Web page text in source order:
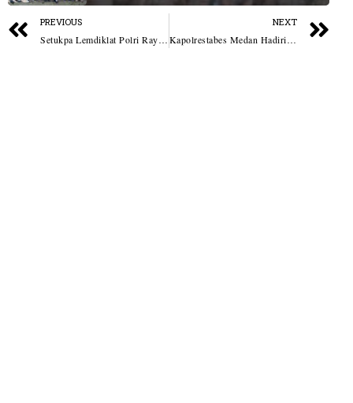
PREVIOUS
Setukpa Lemdiklat Polri Rayakan Kemerdekaan RI Ke-78 Bareng Warga Sukabumi
NEXT
Kapolrestabes Medan Hadiri Peringatan Detik Proklamasi dan Pengibaran Merah Putih